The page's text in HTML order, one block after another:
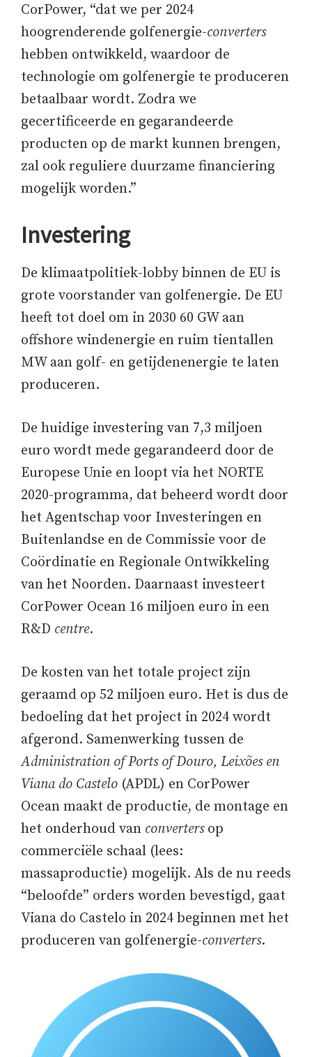
CorPower, “dat we per 2024
hoogrenderende golfenergie-converters
hebben ontwikkeld, waardoor de
technologie om golfenergie te produceren
betaalbaar wordt. Zodra we
gecertificeerde en gegarandeerde
producten op de markt kunnen brengen,
zal ook reguliere duurzame financiering
mogelijk worden.”
Investering
De klimaatpolitiek-lobby binnen de EU is
grote voorstander van golfenergie. De EU
heeft tot doel om in 2030 60 GW aan
offshore windenergie en ruim tientallen
MW aan golf- en getijdenenergie te laten
produceren.
De huidige investering van 7,3 miljoen
euro wordt mede gegarandeerd door de
Europese Unie en loopt via het NORTE
2020-programma, dat beheerd wordt door
het Agentschap voor Investeringen en
Buitenlandse en de Commissie voor de
Coördinatie en Regionale Ontwikkeling
van het Noorden. Daarnaast investeert
CorPower Ocean 16 miljoen euro in een
R&D centre.
De kosten van het totale project zijn
geraamd op 52 miljoen euro. Het is dus de
bedoeling dat het project in 2024 wordt
afgerond. Samenwerking tussen de
Administration of Ports of Douro, Leixões en
Viana do Castelo (APDL) en CorPower
Ocean maakt de productie, de montage en
het onderhoud van convertersop
commerciële schaal (lees:
massaproductie) mogelijk. Als de nu reeds
“beloofde” orders worden bevestigd, gaat
Viana do Castelo in 2024 beginnen met het
produceren van golfenergie-converters.